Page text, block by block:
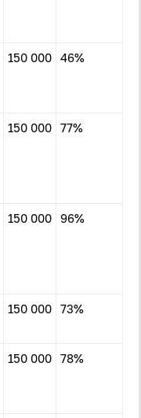
150 000 46%
150 000 77%
150 000 96%
150 000 73%
150 000 78%